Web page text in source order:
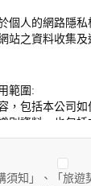
個人的網路隱
站之資料收集
範圍:
，包括本公司
別資料，也包
享的任何身份
公司旗下網站上
須知」、「旅遊